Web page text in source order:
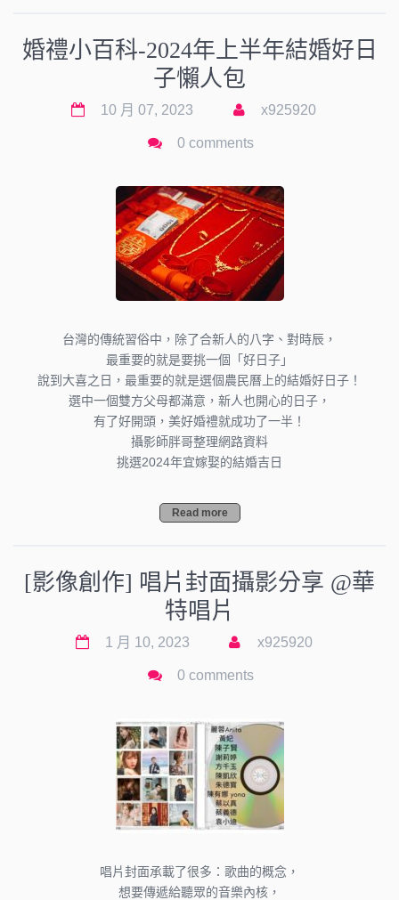
婚禮小百科-2024年上半年結婚好日
子懶人包
10 月 07, 2023 x925920
0 comments
台灣的傳統習俗中，除了合新人的八字、對時辰，
最重要的就是要挑一個「好日子」
說到大喜之日，最重要的就是選個農民曆上的結婚好日子！
選中一個雙方父母都滿意，新人也開心的日子，
有了好開頭，美好婚禮就成功了一半！
攝影師胖哥整理網路資料
挑選2024年宜嫁娶的結婚吉日
Read more
[影像創作] 唱片封面攝影分享 @華
特唱片
1 月 10, 2023 x925920
0 comments
唱片封面承載了很多：歌曲的概念，
想要傳遞給聽眾的音樂內核，